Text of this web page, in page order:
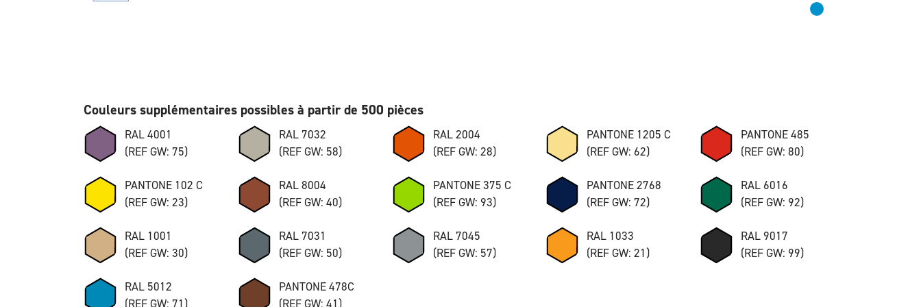
Couleurs supplémentaires possibles à partir de 500 pièces
RAL 4001
(REF GW: 75)
RAL 7032
(REF GW: 58)
RAL 2004
(REF GW: 28)
PANTONE 1205 C
(REF GW: 62)
PANTONE 485
(REF GW: 80)
PANTONE 102 C
(REF GW: 23)
RAL 8004
(REF GW: 40)
PANTONE 375 C
(REF GW: 93)
PANTONE 2768
(REF GW: 72)
RAL 6016
(REF GW: 92)
RAL 1001
(REF GW: 30)
RAL 7031
(REF GW: 50)
RAL 7045
(REF GW: 57)
RAL 1033
(REF GW: 21)
RAL 9017
(REF GW: 99)
RAL 5012
(REF GW: 71)
PANTONE 478C
(REF GW: 41)